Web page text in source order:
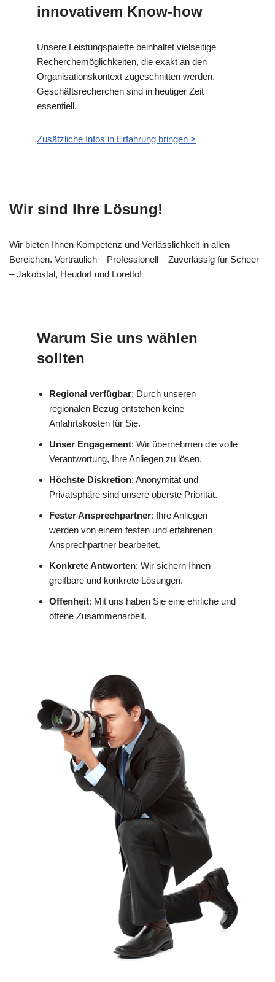
innovativem Know-how
Unsere Leistungspalette beinhaltet vielseitige
Recherchemöglichkeiten, die exakt an den
Organisationskontext zugeschnitten werden.
Geschäftsrecherchen sind in heutiger Zeit
essentiell.
Zusätzliche Infos in Erfahrung bringen >
Wir sind Ihre Lösung!
Wir bieten Ihnen Kompetenz und Verlässlichkeit in allen
Bereichen. Vertraulich – Professionell – Zuverlässig für Scheer
– Jakobstal, Heudorf und Loretto!
Warum Sie uns wählen
sollten
Regional verfügbar: Durch unseren
regionalen Bezug entstehen keine
Anfahrtskosten für Sie.
Unser Engagement: Wir übernehmen die volle
Verantwortung, Ihre Anliegen zu lösen.
Höchste Diskretion: Anonymität und
Privatsphäre sind unsere oberste Priorität.
Fester Ansprechpartner: Ihre Anliegen
werden von einem festen und erfahrenen
Ansprechpartner bearbeitet.
Konkrete Antworten: Wir sichern Ihnen
greifbare und konkrete Lösungen.
Offenheit: Mit uns haben Sie eine ehrliche und
offene Zusammenarbeit.